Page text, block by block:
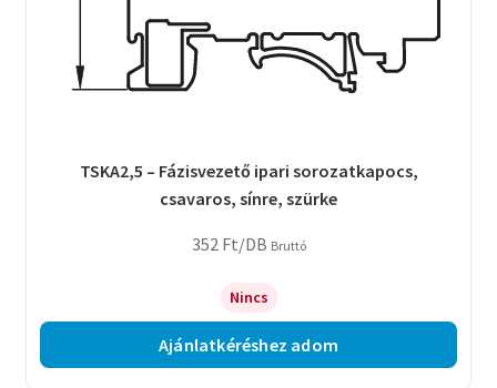
TSKA2,5 – Fázisvezető ipari sorozatkapocs,
csavaros, sínre, szürke
352 Ft/DB Bruttó
Nincs
Ajánlatkéréshez adom